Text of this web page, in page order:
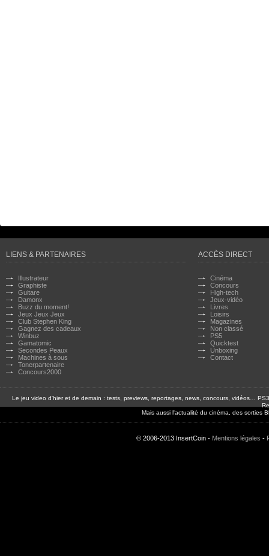
LIENS & PARTENAIRES
Illustrateur
Graphiste
Guitare
Damonx
Buzz du moment!
Jeux Jeux Jeux
Club Stephen King
Gagnez des cadeaux
Winbuz
Gamatomic
Secondes Peaux
Machines à sous
Tonerpartenaire
Concours2000
ACCÈS DIRECT
Cinéma
Concours
High-tech
Jeux-vidéo
Livres
Loisirs
Magazines
Non classé
PS5
Quicktest
Unboxing
Contact
Le jeu video d'hier et de demain : tests, previews, reportages, news, concours, vidéos…
Mais aussi l'actualité du cinéma, des sorties
© 2006-2013 InsertCoin - Mentions légales -